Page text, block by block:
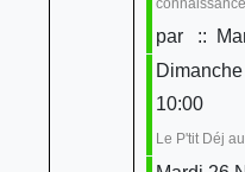
par
::
10:00
Le P'tit Déj